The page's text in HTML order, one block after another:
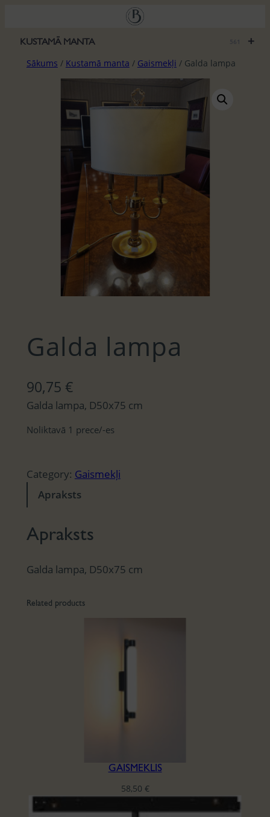
saturu
+
KUSTAMĀ MANTA
Sākums / Kustamā manta / Gaismekļi / Galda lampa
Galda lampa
90,75 €
Galda lampa, D50x75 cm
Noliktavā 1 prece/-es
Category: Gaismekļi
Apraksts
Apraksts
Galda lampa, D50x75 cm
Related products
GAISMEKLIS
58,50 €